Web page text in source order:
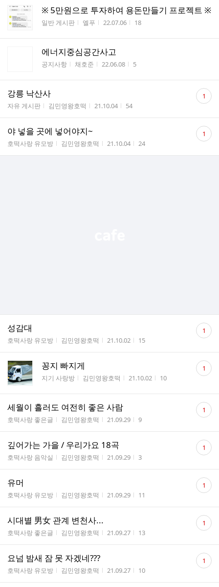
※ 5만원으로 투자하여 용돈만들기 프로젝트 ※
게시판명
일반 게시판 작성자
엘푸 작성시간
22.07.06 조회수
18
에너지중심공간사고
게시판명
공지사항 작성자
채호준 작성시간
22.06.08 조회수
5
강릉 낙산사
게시판명
자유 게시판 작성자
김민영왕호떡 작성시간
21.10.04 조회수
54
댓
글 1
야 넣을 곳에 넣어야지~
게시판명
호떡사랑 유모방 작성자
김민영왕호떡 작성시간
21.10.04 조회수
24
댓
글 1
성감대
게시판명
호떡사랑 유모방 작성자
김민영왕호떡 작성시간
21.10.02 조회수
15
댓
글 1
꽁지 빠지게
게시판명
지기 사랑방 작성자
김민영왕호떡 작성시간
21.10.02 조회수
10
댓
글 1
세월이 흘러도 여전히 좋은 사람
게시판명
호떡사랑 좋은글 작성자
김민영왕호떡 작성시간
21.09.29 조회수
9
댓
글 1
깊어가는 가을 / 우리가요 18곡
게시판명
호떡사랑 음악실 작성자
김민영왕호떡 작성시간
21.09.29 조회수
3
댓
글 1
유머
게시판명
호떡사랑 유모방 작성자
김민영왕호떡 작성시간
21.09.29 조회수
11
댓
글 1
시대별 男女 관계 변천사...
게시판명
호떡사랑 좋은글 작성자
김민영왕호떡 작성시간
21.09.27 조회수
13
댓
글 1
요넘 밤새 잠 못 자겠네???
게시판명
호떡사랑 유모방 작성자
김민영왕호떡 작성시간
21.09.27 조회수
10
댓
글 1